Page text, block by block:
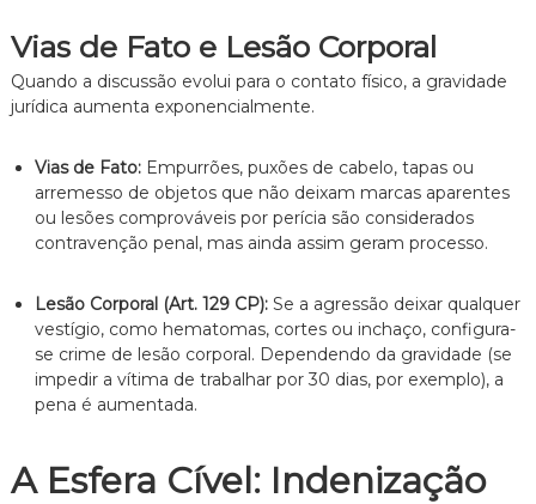
Vias de Fato e Lesão Corporal
Quando a discussão evolui para o contato físico, a gravidade
jurídica aumenta exponencialmente.
Vias de Fato:Empurrões, puxões de cabelo, tapas ou
arremesso de objetos que não deixam marcas aparentes
ou lesões comprováveis por perícia são considerados
contravenção penal, mas ainda assim geram processo.
Lesão Corporal (Art. 129 CP):Se a agressão deixar qualquer
vestígio, como hematomas, cortes ou inchaço, configura-
se crime de lesão corporal. Dependendo da gravidade (se
impedir a vítima de trabalhar por 30 dias, por exemplo), a
pena é aumentada.
A Esfera Cível: Indenização